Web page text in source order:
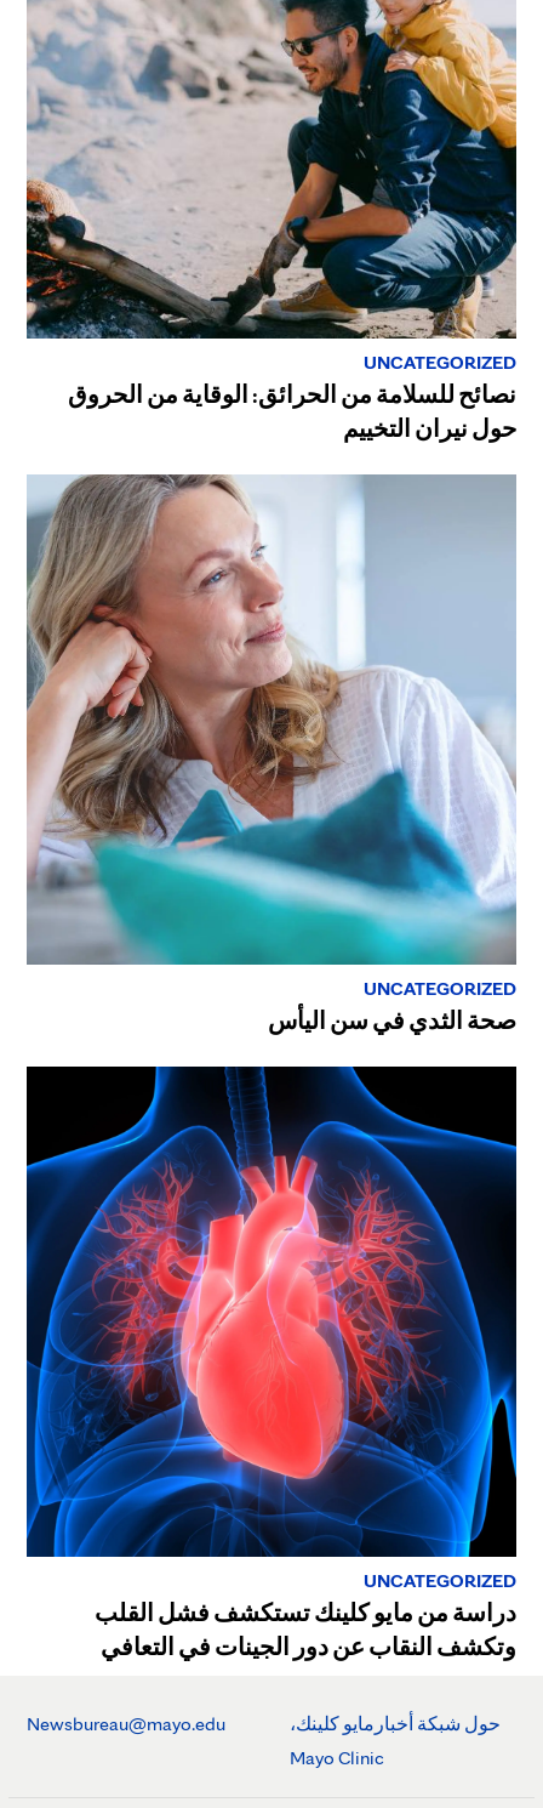
UNCATEGORIZED
نصائح للسلامة من الحرائق: الوقاية من الحروق
حول نيران التخييم
UNCATEGORIZED
صحة الثدي في سن اليأس
UNCATEGORIZED
دراسة من مايو كلينك تستكشف فشل القلب
وتكشف النقاب عن دور الجينات في التعافي
حول شبكة أخبارمايو كلينك،
Mayo Clinic
Newsbureau@mayo.edu